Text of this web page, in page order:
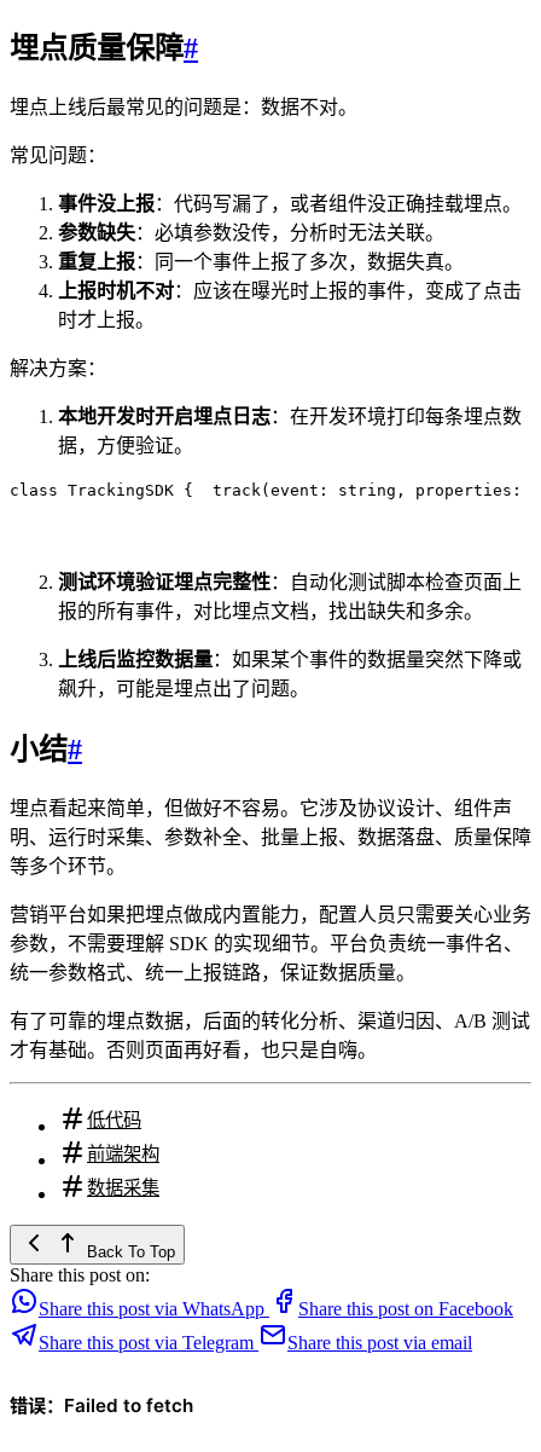
埋点质量保障#
埋点上线后最常见的问题是：数据不对。
常见问题：
事件没上报：代码写漏了，或者组件没正确挂载埋点。
参数缺失：必填参数没传，分析时无法关联。
重复上报：同一个事件上报了多次，数据失真。
上报时机不对：应该在曝光时上报的事件，变成了点击
时才上报。
解决方案：
本地开发时开启埋点日志：在开发环境打印每条埋点数
据，方便验证。
class TrackingSDK {
  track
( event : string , properties :
测试环境验证埋点完整性：自动化测试脚本检查页面上
报的所有事件，对比埋点文档，找出缺失和多余。
上线后监控数据量：如果某个事件的数据量突然下降或
飙升，可能是埋点出了问题。
小结#
埋点看起来简单，但做好不容易。它涉及协议设计、组件声
明、运行时采集、参数补全、批量上报、数据落盘、质量保障
等多个环节。
营销平台如果把埋点做成内置能力，配置人员只需要关心业务
参数，不需要理解 SDK 的实现细节。平台负责统一事件名、
统一参数格式、统一上报链路，保证数据质量。
有了可靠的埋点数据，后面的转化分析、渠道归因、A/B 测试
才有基础。否则页面再好看，也只是自嗨。
低代码
前端架构
数据采集
Back To Top
Share this post on:
Share this post via WhatsApp
Share this post on Facebook
Share this post via Telegram
Share this post via email